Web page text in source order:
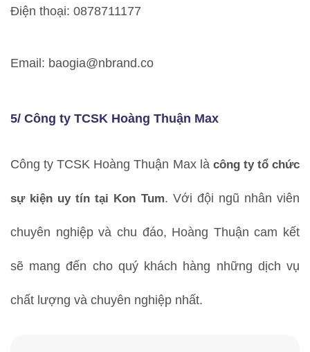
Điện thoại: 0878711177
Email: baogia@nbrand.co
5/ Công ty TCSK Hoàng Thuận Max
Công ty TCSK Hoàng Thuận Max là công ty tổ chức
sự kiện uy tín tại Kon Tum. Với đội ngũ nhân viên
chuyên nghiệp và chu đáo, Hoàng Thuận cam kết
sẽ mang đến cho quý khách hàng những dịch vụ
chất lượng và chuyên nghiệp nhất.